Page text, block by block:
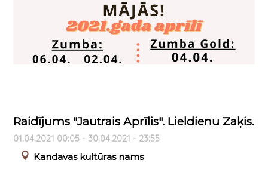
Raidījums "Jautrais Aprīlis". Lieldienu Zaķis.
01.04.2021 00:05 - 30.04.2021 - 23:55
Kandavas kultūras nams